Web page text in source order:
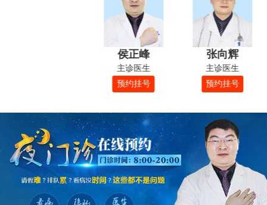
侯正峰
主诊医生
预约挂号
张向辉
主诊医生
预约挂号